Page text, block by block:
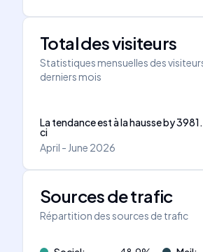
Total des visiteurs
Statistiques mensuelles des
derniers mois
La tendance est à la hausseby
ci
April - June 2026
Sources de trafic
Répartition des sources de trafic